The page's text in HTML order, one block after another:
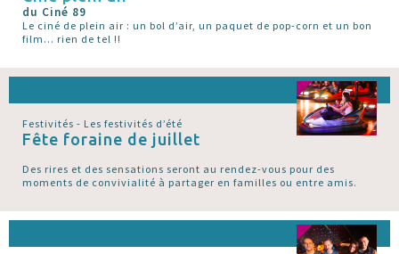
du Ciné 89
Le ciné de plein air : un bol d’air, un paquet de pop-corn et un bon
film... rien de tel !!
Festivités - Les festivités d’été
Fête foraine de juillet
Des rires et des sensations seront au rendez-vous pour des
moments de convivialité à partager en familles ou entre amis.